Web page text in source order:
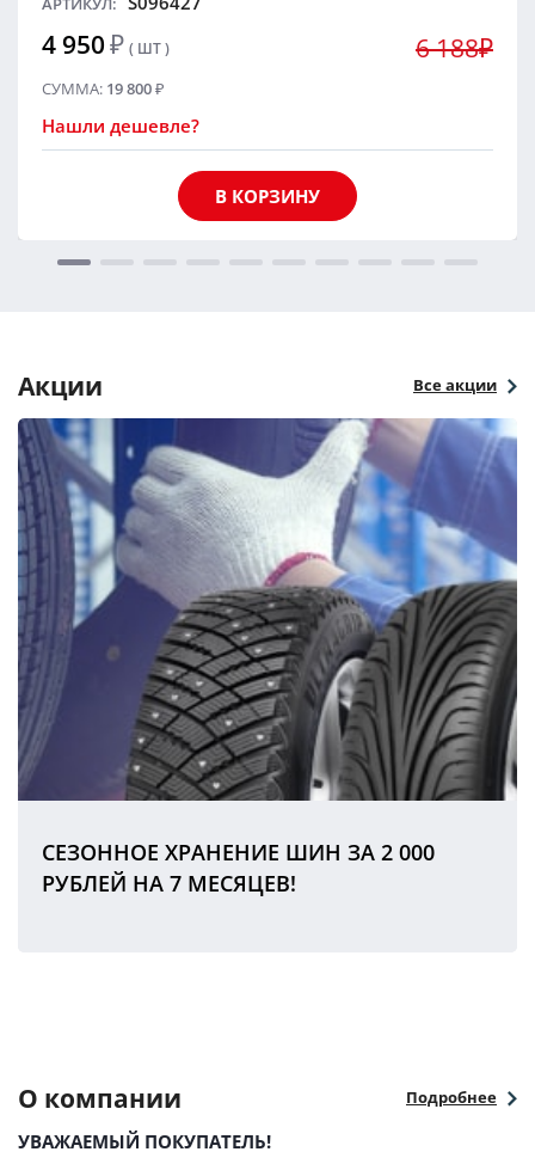
4 950₽ ( ШТ ) 6 188₽
СУММА: 19 800₽
Нашли дешевле?
В КОРЗИНУ
Акции Все акции
СЕЗОННОЕ ХРАНЕНИЕ ШИН ЗА 2 000
РУБЛЕЙ НА 7 МЕСЯЦЕВ!
О компании Подробнее
УВАЖАЕМЫЙ ПОКУПАТЕЛЬ!